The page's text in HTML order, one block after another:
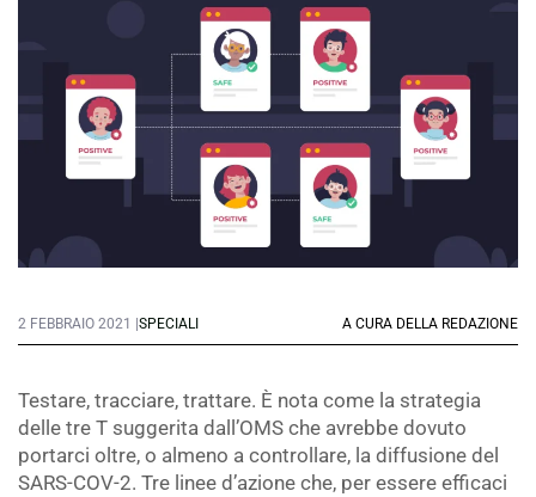
2 FEBBRAIO 2021 | SPECIALI A CURA DELLA REDAZIONE
Testare, tracciare, trattare. È nota come la strategia
delle tre T suggerita dall’OMS che avrebbe dovuto
portarci oltre, o almeno a controllare, la diffusione del
SARS-COV-2. Tre linee d’azione che, per essere efficaci